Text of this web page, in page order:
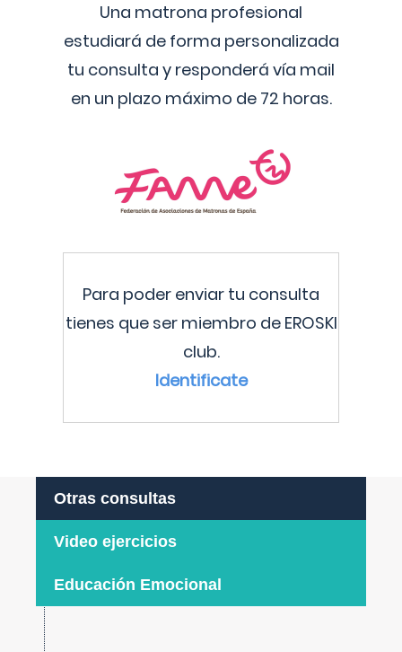
Una matrona profesional
estudiará de forma personalizada
tu consulta y responderá vía mail
en un plazo máximo de 72 horas.
Para poder enviar tu consulta
tienes que ser miembro de EROSKI
club.
Identificate
Otras consultas
Video ejercicios
Educación Emocional